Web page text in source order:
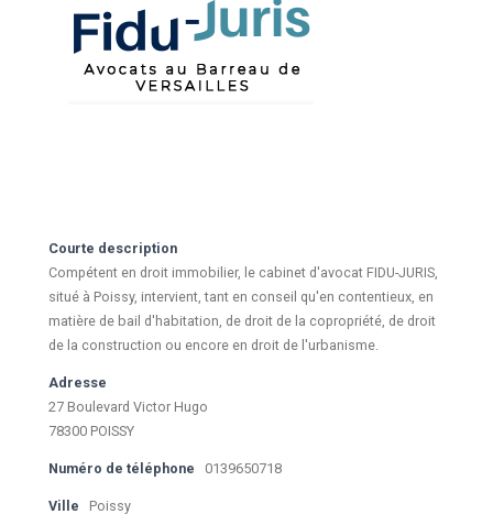
Courte description
Compétent en droit immobilier, le cabinet d'avocat FIDU-JURIS,
situé à Poissy, intervient, tant en conseil qu'en contentieux, en
matière de bail d'habitation, de droit de la copropriété, de droit
de la construction ou encore en droit de l'urbanisme.
Adresse
27 Boulevard Victor Hugo
78300 POISSY
Numéro de téléphone 0139650718
Ville Poissy